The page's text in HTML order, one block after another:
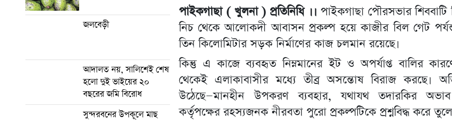
জলবেড়ী
আদালত নয়, সালিশেই শেষ
হলো দুই ভাইয়ের ২০
বছরের জমি বিরোধ
সুন্দরবনের উপকূলে মাছ
পাইকগাছা ( খুলনা ) প্রতিনিধি ।। পাইকগাছা পৌরসভার শিববাটি
নিচ থেকে আলোকদী আবাসন প্রকল্প হয়ে কাজীর বিল গেট
তিন কিলোমিটার সড়ক নির্মাণের কাজ চলমান রয়েছে।
কিন্তু এ কাজে ব্যবহৃত নিম্নমানের ইট ও অপর্যাপ্ত বালির
থেকেই এলাকাবাসীর মধ্যে তীব্র অসন্তোষ বিরাজ করছে।
উঠেছে—মানহীন উপকরণ ব্যবহার, যথাযথ তদারকির
কর্তৃপক্ষের রহস্যজনক নীরবতা পুরো প্রকল্পটিকে প্রশ্নবিদ্ধ করে